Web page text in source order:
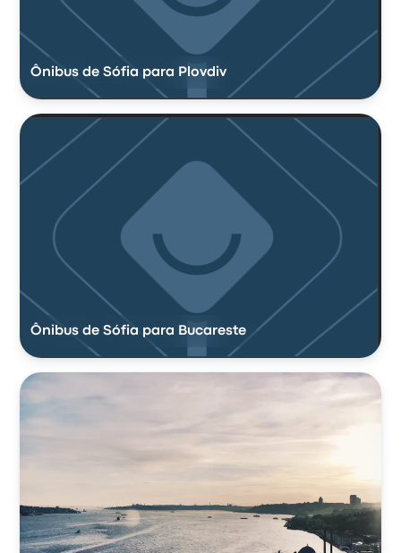
Ônibus de Sófia para Plovdiv
Ônibus de Sófia para Bucareste